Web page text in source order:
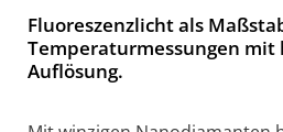
Fluoreszenzlicht als
Temperaturmessungen
Auflösung.